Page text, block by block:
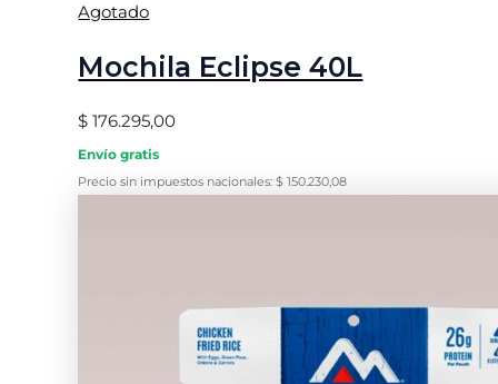
Agotado
Mochila Eclipse 40L
$ 176.295,00
Envío gratis
Precio sin impuestos nacionales:$ 150.230,08